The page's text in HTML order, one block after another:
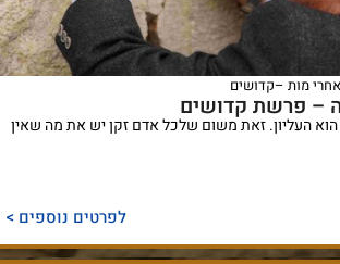
מות –קדושים
– פרשת קדושים
הוא העליון. זאת משום שלכל אדם זקן יש את מה שאין
לפרטים נוספים >